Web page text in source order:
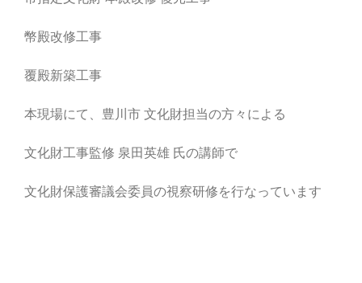
幣殿改修工事
覆殿新築工事
本現場にて、豊川市 文化財担当の方々による
文化財工事監修 泉田英雄 氏の講師で
文化財保護審議会委員の視察研修を行なっています